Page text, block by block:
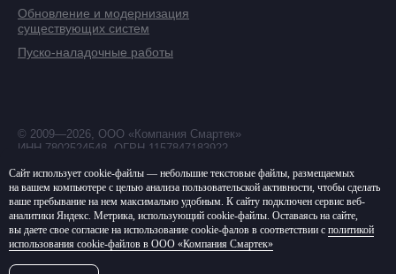
Обновление и модернизация
существующих систем
Пуско-наладочные работы
© 2009—2026, ООО «Компания Смартек»
ИНН 7802524548, ОГРН 1157847183922
Политика в отношении обработки
персональных данных
Согласие на обработку
персональных данных
Политика использования cookie-файлов
Сайт использует cookie-файлы — небольшие текстовые файлы, размещаемых
на вашем компьютере с целью анализа пользовательской активности, чтобы сделать
ваше пребывание на нем максимально удобным. К cайту подключен сервис веб-
аналитики Яндекс. Метрика, использующий cookie-файлы. Оставаясь на сайте,
вы даете свое согласие на использование cookie-фалов в соответствии с политикой
использования cookie-файлов в ООО «Компания Смартек»